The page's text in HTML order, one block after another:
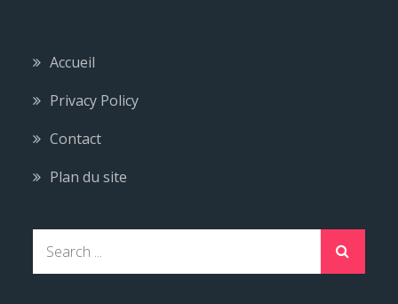
Accueil
Privacy Policy
Contact
Plan du site